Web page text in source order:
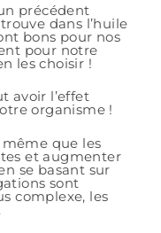
précédent
dans l’huile
bons pour nos
pour notre
les choisir !
avoir l’effet
organisme !
que les
et augmenter
se basant sur
sont
complexe, les